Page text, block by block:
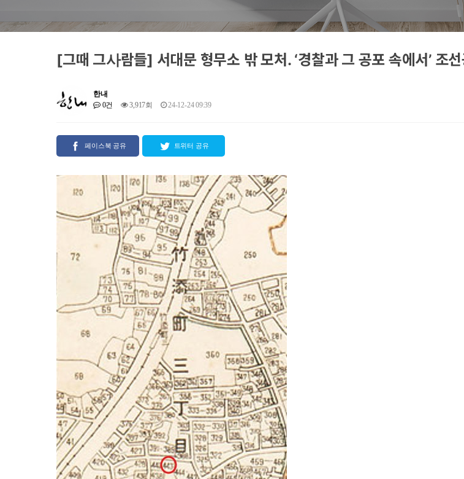
[그때 그사람들] 서대문 형무소 밖 모처. ‘경찰과 그 공포 속에서’ 조
한내
0건
3,917회 24-12-24 09:39
페이스북 공유 트위터 공유